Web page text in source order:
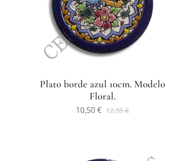
Plato borde azul 10cm. Modelo
Floral.
10,50€ 12,95€